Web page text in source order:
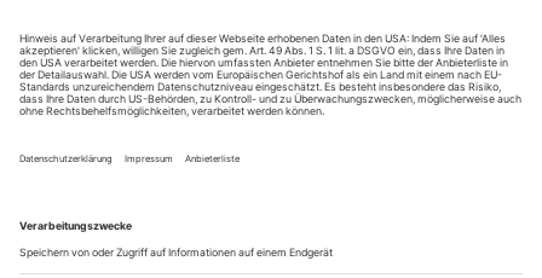
London: Royal Opera House: Verdi: Aida
Die letzte erfolgreiche «Aida» an Covent Garden liegt lange
zurück. Die Inszenierungen von Jean-Pierre Ponnelle, Elijah
Moshinsky und Robert Wilson in den vergangenen 25 Jahren
Wiederaufnahme. Nun gelang es David McVicar mit seiner
neuen, wenn auch höchst...